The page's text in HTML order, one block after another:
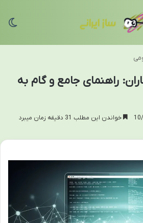
راهنمای جامع و گام به
خواندن این مطلب 31 دقیقه زمان میبرد